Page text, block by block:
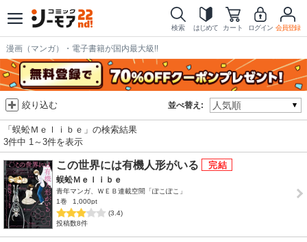
検索 はじめて カート ログイン 会員登録
漫画（マンガ）・電子書籍が国内最大級!!
並べ替え:
絞り込む
「蜈蚣Ｍｅｌｉｂｅ」の検索結果
3件中 1～3件を表示
この世界には有機人形がいる
蜈蚣Ｍｅｌｉｂｅ
青年マンガ、ＷＥＢ連載空間「ぽこぽこ」
1巻
1,000pt
(3.4)
投稿数8件